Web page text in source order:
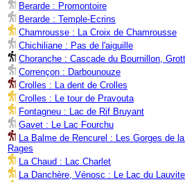
Berarde : Promontoire
Berarde : Temple-Ecrins
Chamrousse : La Croix de Chamrousse
Chichiliane : Pas de l'aiguille
Choranche : Cascade du Bournillon,
Corrençon : Darbounouze
Crolles : La dent de Crolles
Crolles : Le tour de Pravouta
Fontagneu : Lac de Rif Bruyant
Gavet : Le Lac Fourchu
La Balme de Rencurel : Les Gorges de
Rages
La Chaud : Lac Charlet
La Danchère, Vénosc : Le Lac du Lauvitel